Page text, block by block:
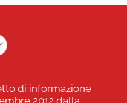
di informazione